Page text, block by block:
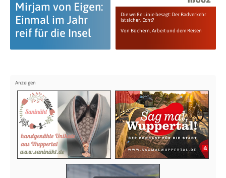
Mirjam von Eigen:
Einmal im Jahr
reif für die Insel
Die weiße Linie besagt: Der Radverkehr
ist sicher. Echt?
Von Büchern, Arbeit und dem Reisen